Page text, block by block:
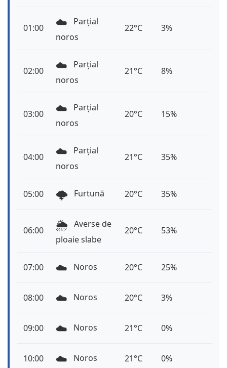
01:00 ☁️
Parțial
noros
22°C 3%
02:00 ☁️
Parțial
noros
21°C 8%
03:00 ☁️
Parțial
noros
20°C 15%
04:00 ☁️
Parțial
noros
21°C 35%
05:00 🌩️ Furtună 20°C 35%
06:00 🌦️ Averse de
ploaie slabe
20°C 53%
07:00 ☁️ Noros 20°C 25%
08:00 ☁️ Noros 20°C 3%
09:00 ☁️ Noros 21°C 0%
10:00 ☁️ Noros 21°C 0%